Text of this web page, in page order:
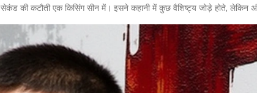
की कटौती एक किसिंग सीन में। इसने कहानी में कुछ वैशिष्ट्य जोड़े होते, लेकिन